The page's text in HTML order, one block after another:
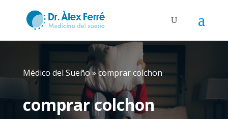
Médico del Sueño»comprar colchon
comprar colchon